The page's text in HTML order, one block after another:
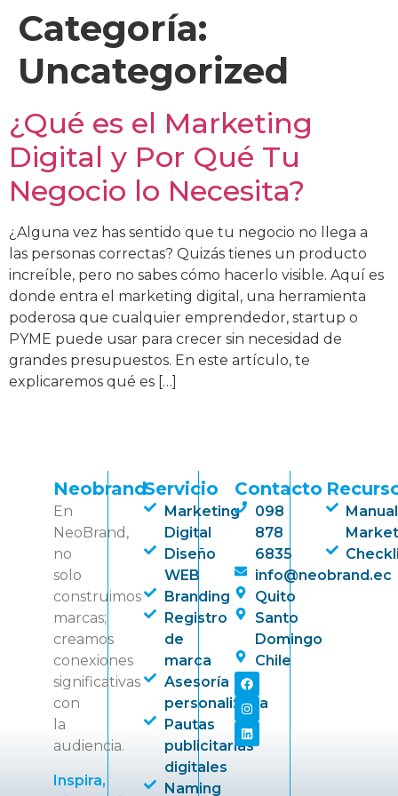
Categoría:
Uncategorized
¿Qué es el Marketing
Digital y Por Qué Tu
Negocio lo Necesita?
¿Alguna vez has sentido que tu negocio no llega a
las personas correctas? Quizás tienes un producto
increíble, pero no sabes cómo hacerlo visible. Aquí es
donde entra el marketing digital, una herramienta
poderosa que cualquier emprendedor, startup o
PYME puede usar para crecer sin necesidad de
grandes presupuestos. En este artículo, te
explicaremos qué es […]
Neobrand
En
NeoBrand,
no
solo
construimos
marcas;
creamos
conexiones
significativas
con
la
audiencia.
Inspira,
Servicio
Marketing
Digital
Diseño
WEB
Branding
Registro
de
marca
Asesoría
personalizada
Pautas
publicitarias
digitales
Naming
Contacto
098
878
6835
info@neobrand.ec
Quito
Santo
Domingo
Chile